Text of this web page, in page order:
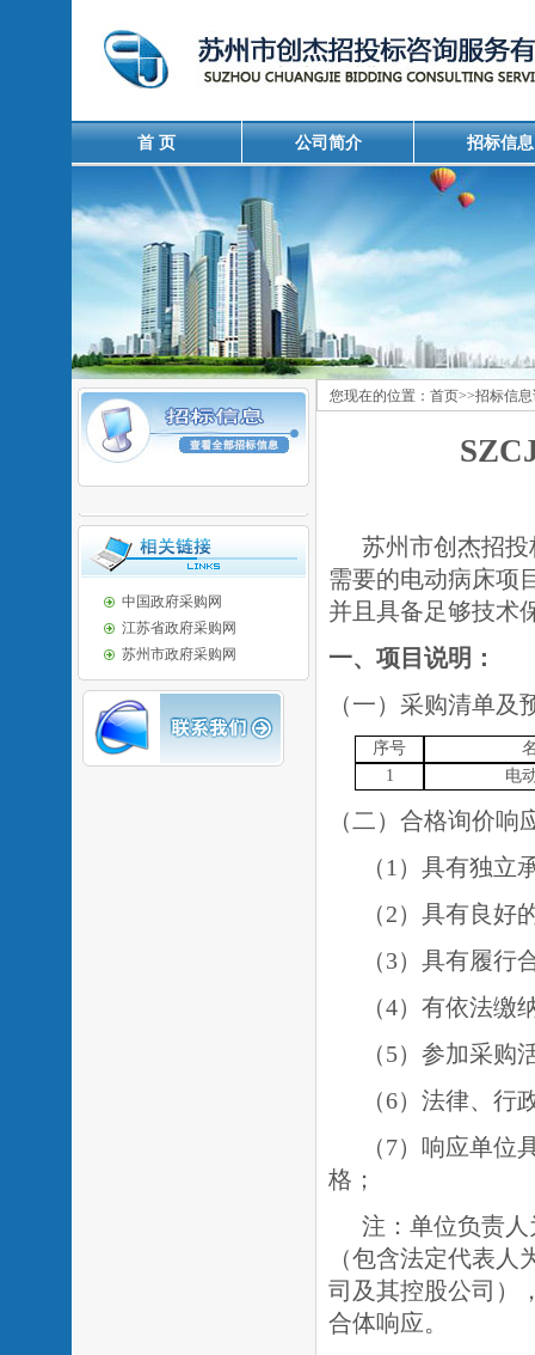
首 页 公司简介 招标信息
中国政府采购网
江苏省政府采购网
苏州市政府采购网
您现在的位置： 首页>>招标信
苏州市创杰招
需要的电动病床项
并且具备足够技术
一、 项目说明：
（一）采购清单及
序号
1
电
（二）合格询价响
（ 1）具有独立
（2）具有良好
（3）具有履行
（4）有依法缴
（5）参加采购
（6）法律、行
（7）响应单位
格 ；
注：单位负责
（包含法定代表
司及其控股公司）
合体响应。